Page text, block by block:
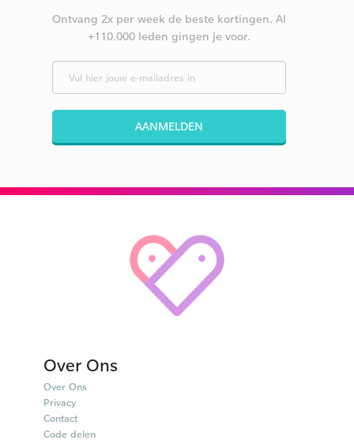
Ontvang 2x per week de beste kortingen. Al
+110.000 leden gingen je voor.
AANMELDEN
Over Ons
Over Ons
Privacy
Contact
Code delen